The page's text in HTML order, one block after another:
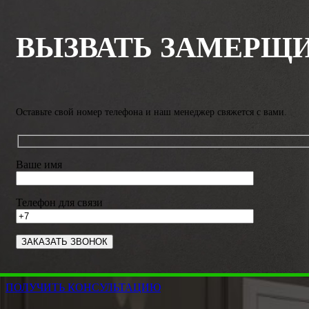
ВЫЗВАТЬ
Оставьте свой номер телефона и наш менеджер свяжется с вами.
Ваше имя
Телефон для связи
ПОЛУЧИТЬ КОНСУЛЬТАЦИЮ